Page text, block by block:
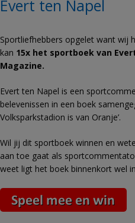
Evert ten Napel
Sportliefhebbers opgelet want wij
kan 15x het sportboek van
Magazine.
Evert ten Napel is een
belevenissen in een boek
Volksparkstadion is van Oranje’.
Wil jij dit sportboek winnen en
aan toe gaat als
weet ligt het boek binnenkort wel